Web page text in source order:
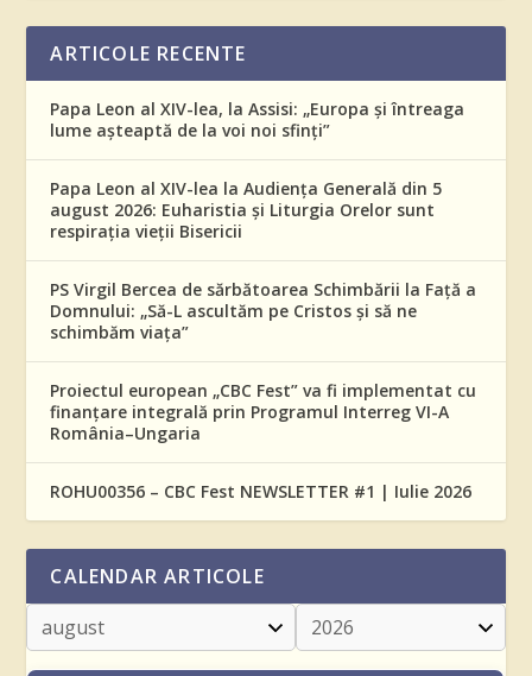
ARTICOLE RECENTE
Papa Leon al XIV-lea, la Assisi: „Europa și întreaga
lume așteaptă de la voi noi sfinți”
Papa Leon al XIV-lea la Audiența Generală din 5
august 2026: Euharistia și Liturgia Orelor sunt
respirația vieții Bisericii
PS Virgil Bercea de sărbătoarea Schimbării la Față a
Domnului: „Să-L ascultăm pe Cristos și să ne
schimbăm viața”
Proiectul european „CBC Fest” va fi implementat cu
finanțare integrală prin Programul Interreg VI-A
România–Ungaria
ROHU00356 – CBC Fest NEWSLETTER #1 | Iulie 2026
CALENDAR ARTICOLE